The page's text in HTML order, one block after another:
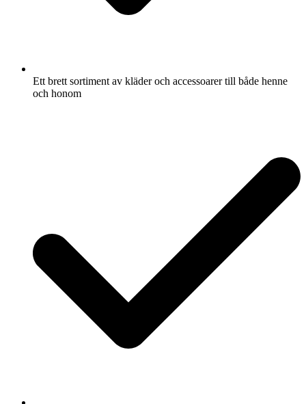
Ett brett sortiment av kläder och accessoarer till både henne
och honom